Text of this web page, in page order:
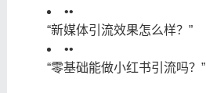
••
“新媒体引流效果怎么样？”
••
“零基础能做小红书引流吗？”